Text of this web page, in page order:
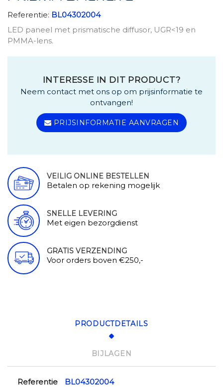
Referentie: BL04302004
LED paneel met prismatische diffusor, UGR<19 en
PMMA-lens.
INTERESSE IN DIT PRODUCT?
Neem contact met ons op om prijsinformatie te
ontvangen!
PRIJSINFORMATIE AANVRAGEN
VEILIG ONLINE BESTELLEN
Betalen op rekening mogelijk
SNELLE LEVERING
Met eigen bezorgdienst
GRATIS VERZENDING
Voor orders boven €250,-
PRODUCTDETAILS
BIJLAGEN
Referentie
BL04302004